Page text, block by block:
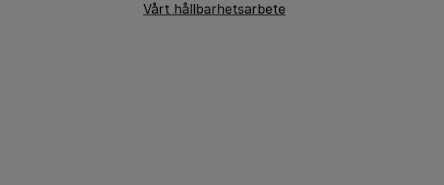
Vårt hållbarhetsarbete